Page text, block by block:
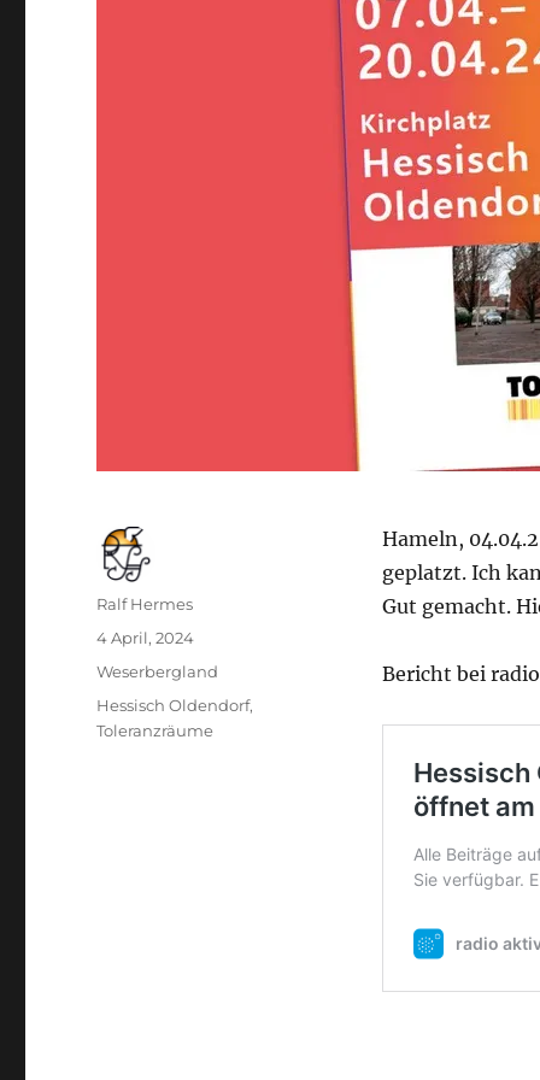
Hameln,
geplatzt. Ich
Gut gemacht.
Bericht bei
Autor
Ralf Hermes
Veröffentlicht
4 April, 2024
Kategorien
Weserbergland
Schlagwörter
Hessisch Oldendorf,
Toleranzräume